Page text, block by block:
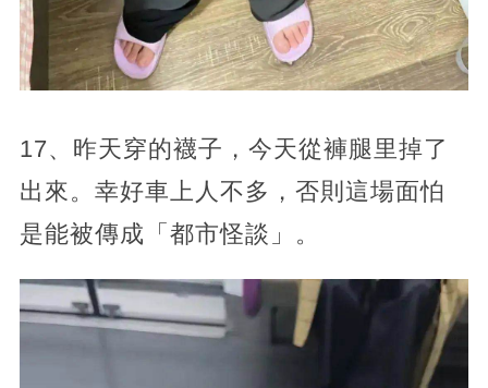
17、昨天穿的襪子，今天從褲腿里掉了
出來。幸好車上人不多，否則這場面怕
是能被傳成「都市怪談」。